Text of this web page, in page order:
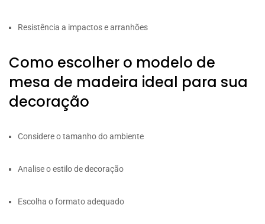
Resistência a impactos e arranhões
Como escolher o modelo de
mesa de madeira ideal para sua
decoração
Considere o tamanho do ambiente
Analise o estilo de decoração
Escolha o formato adequado